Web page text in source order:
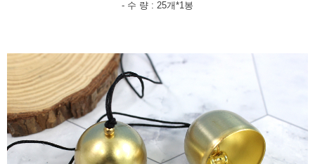
- 수 량 : 25개*1봉